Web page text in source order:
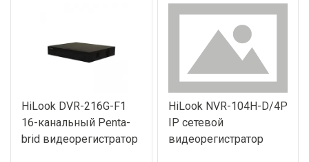
HiLook DVR-216G-F1
16-канальный Penta-
brid видеорегистратор
HiLook NVR-104H-D/4P
IP сетевой
видеорегистратор